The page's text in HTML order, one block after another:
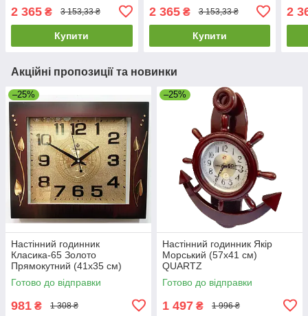
2 365 ₴ 3 153,33 ₴
Купити
2 365₴ 3 153,33 ₴
Купити
2
Акційні пропозиції та новинки
–25%
Настінний годинник
Класика-65 Золото
Прямокутний (41х35 cм)
Готово до відправки
981 ₴ 1 308 ₴
–25%
Настінний годинник Якір
Морський (57х41 см)
QUARTZ
Готово до відправки
1 497 ₴ 1 996 ₴